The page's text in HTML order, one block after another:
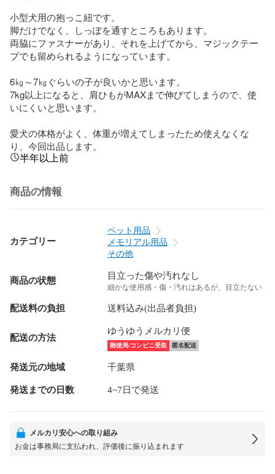
小型犬用の抱っこ紐です。
脚だけでなく、しっぽを通すところもあります。
両脇にファスナーがあり、それを上げてから、マジックテー
プでも留められるようになっています。
6㎏～7㎏ぐらいの子が良いかと思います。
7kg以上になると、肩ひもがMAXまで伸びてしまうので、使
いにくいと思います。
愛犬の体格がよく、体重が増えてしまったため使えなくな
り、今回出品します。
半年以上前
商品の情報
カテゴリー
ペット用品
メモリアル用品
その他
商品の状態 目立った傷や汚れなし
細かな使用感・傷・汚れはあるが、目立たない
配送料の負担 送料込み(出品者負担)
配送の方法
ゆうゆうメルカリ便
郵便局/コンビニ受取 匿名配送
発送元の地域 千葉県
発送までの日数 4~7日で発送
メルカリ安心への取り組み
お金は事務局に支払われ、評価後に振り込まれます